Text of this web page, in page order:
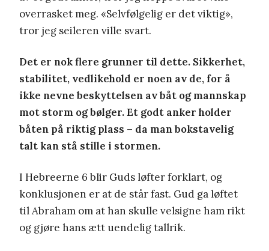
overrasket meg. «Selvfølgelig er det viktig»,
tror jeg seileren ville svart.
Det er nok flere grunner til dette. Sikkerhet,
stabilitet, vedlikehold er noen av de, for å
ikke nevne beskyttelsen av båt og mannskap
mot storm og bølger. Et godt anker holder
båten på riktig plass – da man bokstavelig
talt kan stå stille i stormen.
I Hebreerne 6 blir Guds løfter forklart, og
konklusjonen er at de står fast. Gud ga løftet
til Abraham om at han skulle velsigne ham rikt
og gjøre hans ætt uendelig tallrik.